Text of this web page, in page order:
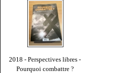
2018 - Perspectives libres -
Pourquoi combattre ?